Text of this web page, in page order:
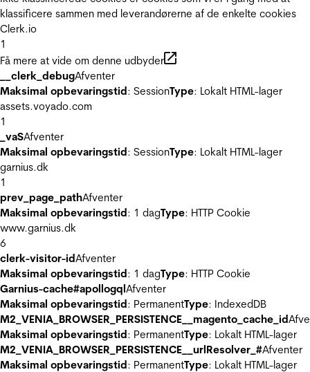
klassificere sammen med leverandørerne af de enkelte cookies
Clerk.io
1
Få mere at vide om denne udbyder
__clerk_debugAfventer
Maksimal opbevaringstid: SessionType: Lokalt HTML-lager
assets.voyado.com
1
_vaSAfventer
Maksimal opbevaringstid: SessionType: Lokalt HTML-lager
garnius.dk
1
prev_page_pathAfventer
Maksimal opbevaringstid: 1 dagType: HTTP Cookie
www.garnius.dk
6
clerk-visitor-idAfventer
Maksimal opbevaringstid: 1 dagType: HTTP Cookie
Garnius-cache#apollogqlAfventer
Maksimal opbevaringstid: PermanentType: IndexedDB
M2_VENIA_BROWSER_PERSISTENCE__magento_cache_id
Maksimal opbevaringstid: PermanentType: Lokalt HTML-lager
M2_VENIA_BROWSER_PERSISTENCE__urlResolver_#Afventer
Maksimal opbevaringstid: PermanentType: Lokalt HTML-lager